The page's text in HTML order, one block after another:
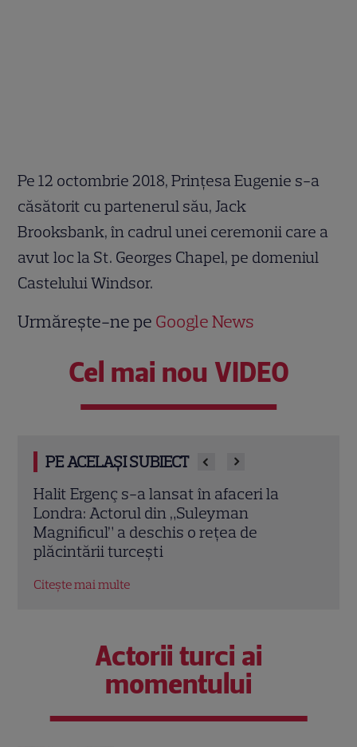
Pe 12 octombrie 2018, Prințesa Eugenie s-a
căsătorit cu partenerul său, Jack
Brooksbank, în cadrul unei ceremonii care a
avut loc la St. Georges Chapel, pe domeniul
Castelului Windsor.
Urmărește-ne pe Google News
Cel mai nou VIDEO
PE ACELAȘI SUBIECT
Vedete din România care au ales nume
speciale pentru copii: de la Nina, fetița
Laurei Cosoi, la Jessica lui Pepe și
Josephine a Ginei Pistol
Citește mai multe
Actorii turci ai
momentului